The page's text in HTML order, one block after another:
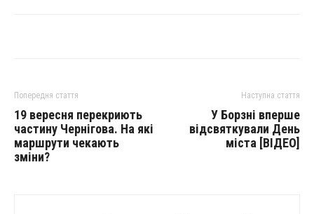
Попередня стаття
19 вересня перекриють
частину Чернігова. На які
маршрути чекають
зміни?
Наступна стаття
У Борзні вперше
відсвяткували День
міста [ВІДЕО]